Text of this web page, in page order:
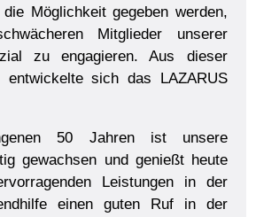
Möglichkeit gegeben werden,
Mitglieder unserer
zu engagieren. Aus dieser
entwickelte sich das LAZARUS
50 Jahren ist unsere
gewachsen und genießt heute
Leistungen in der
einen guten Ruf in der